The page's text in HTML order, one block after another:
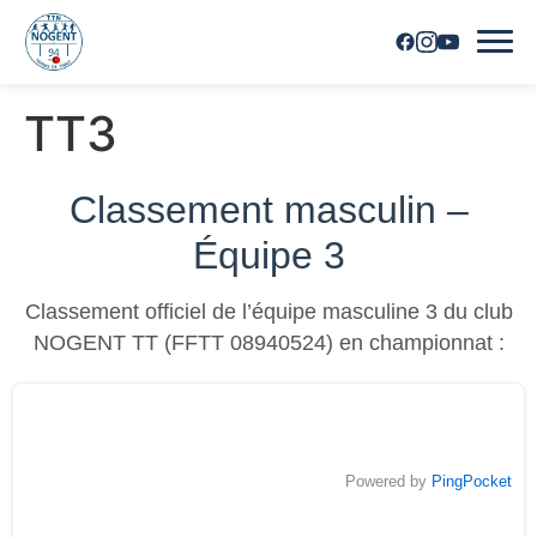
Horaires
Inscriptions
Nous contacter
TT3
Classement masculin –
Équipe 3
Classement officiel de l’équipe masculine 3 du club
NOGENT TT (FFTT 08940524) en championnat :
Powered by PingPocket